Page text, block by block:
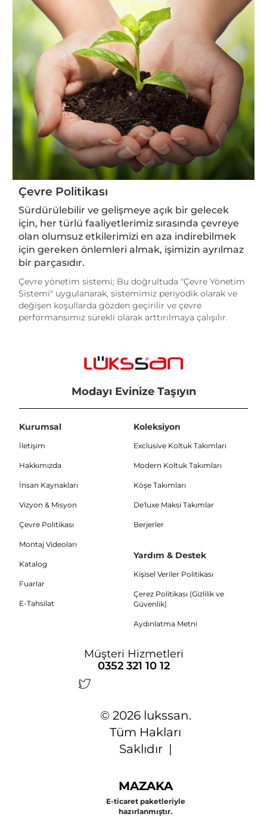
Çevre Politikası
Sürdürülebilir ve gelişmeye açık bir gelecek
için, her türlü faaliyetlerimiz sırasında çevreye
olan olumsuz etkilerimizi en aza indirebilmek
için gereken önlemleri almak, işimizin ayrılmaz
bir parçasıdır.
Çevre yönetim sistemi; Bu doğrultuda "Çevre Yönetim
Sistemi" uygulanarak, sistemimiz periyodik olarak ve
değişen koşullarda gözden geçirilir ve çevre
performansımız sürekli olarak arttırılmaya çalışılır.
Modayı Evinize Taşıyın
Kurumsal
İletişim
Hakkımızda
İnsan Kaynakları
Vizyon & Misyon
Çevre Politikası
Montaj Videoları
Katalog
Fuarlar
E-Tahsilat
Koleksiyon
Exclusive Koltuk Takımları
Modern Koltuk Takımları
Köşe Takımları
De'luxe Maksi Takımlar
Berjerler
Yardım & Destek
Kişisel Veriler Politikası
Çerez Politikası (Gizlilik ve
Güvenlik)
Aydınlatma Metni
Müşteri Hizmetleri
0352 321 10 12
© 2026 lukssan.
Tüm Hakları
Saklıdır |
MAZAKA
E-ticaret paketleriyle
hazırlanmıştır.